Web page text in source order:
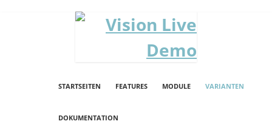
STARTSEITEN FEATURES MODULE VARIANTEN
DOKUMENTATION